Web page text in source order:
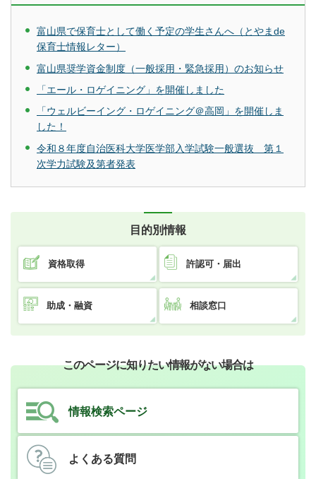
富山県で保育士として働く予定の学生さんへ（とやまde
保育士情報レター）
富山県奨学資金制度（一般採用・緊急採用）のお知らせ
「エール・ロゲイニング」を開催しました
「ウェルビーイング・ロゲイニング＠高岡」を開催しま
した！
令和８年度自治医科大学医学部入学試験一般選抜 第１
次学力試験及第者発表
目的別情報
資格取得 許認可・届出
助成・融資 相談窓口
このページに知りたい情報がない場合は
情報検索ページ
よくある質問